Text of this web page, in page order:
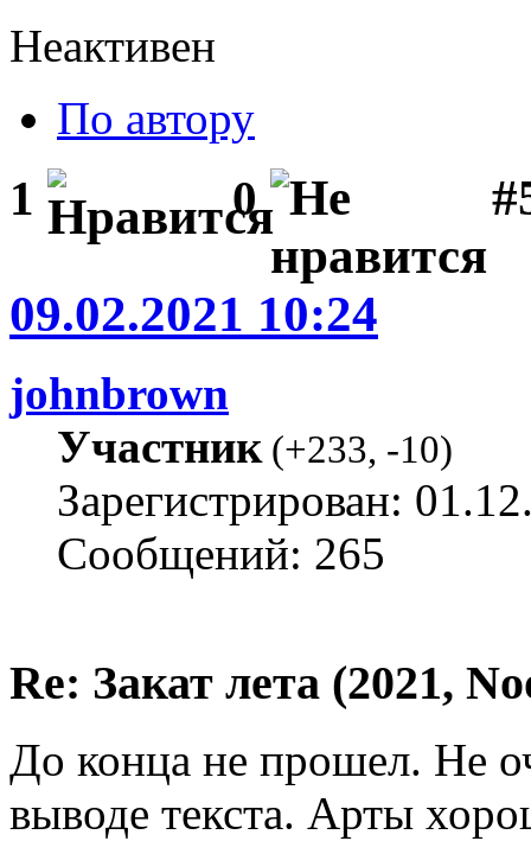
Неактивен
По автору
1 0
09.02.2021 10:24
johnbrown
Участник(+233, -10)
Зарегистрирован:
Сообщений: 265
Re: Закат лета (2021,
До конца не прошел. Не
выводе текста. Арты